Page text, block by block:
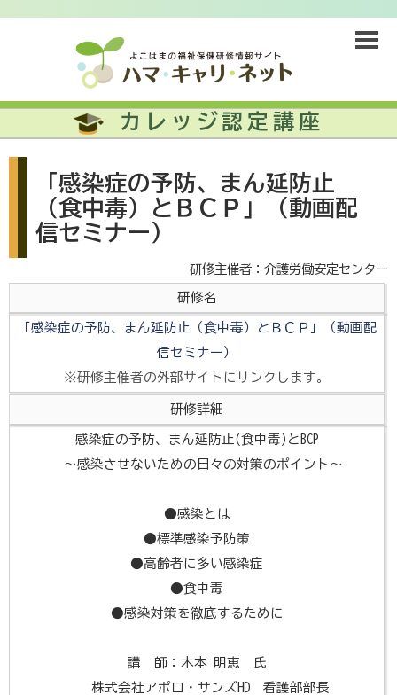
カレッジ認定講座
「感染症の予防、まん延防止
（食中毒）とＢＣＰ」（動画配
信セミナー）
研修主催者：介護労働安定センター
研修名
「感染症の予防、まん延防止（食中毒）とＢＣＰ」（動画配
信セミナー）
※研修主催者の外部サイトにリンクします。
研修詳細
感染症の予防、まん延防止(食中毒)とBCP
～感染させないための日々の対策のポイント～
●感染とは
●標準感染予防策
●高齢者に多い感染症
●食中毒
●感染対策を徹底するために
講 師：木本 明恵 氏
株式会社アポロ・サンズHD 看護部部長